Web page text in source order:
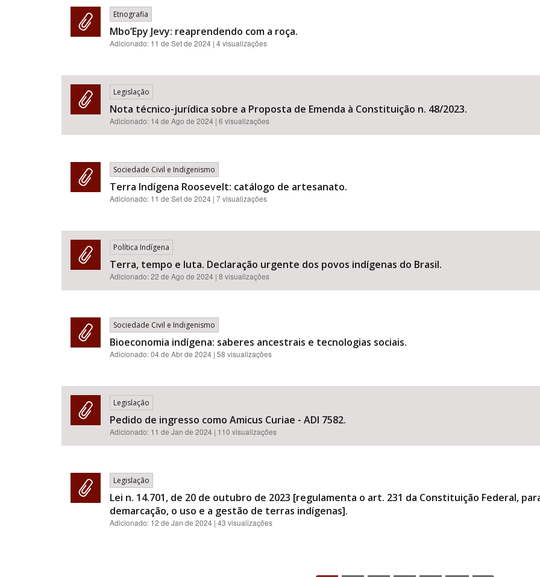
Etnografia
Mbo’Epy Jevy: reaprendendo com a roça.
Adicionado: 11 de Set de 2024 | 4 visualizações
Legislação
Nota técnico-jurídica sobre a Proposta de Emenda à Constituição n. 48/2023.
Adicionado: 14 de Ago de 2024 | 6 visualizações
Sociedade Civil e Indigenismo
Terra Indígena Roosevelt: catálogo de artesanato.
Adicionado: 11 de Set de 2024 | 7 visualizações
Política Indígena
Terra, tempo e luta. Declaração urgente dos povos indígenas do Brasil.
Adicionado:22 de Ago de 2024 | 8 visualizações
Sociedade Civil e Indigenismo
Bioeconomia indígena: saberes ancestrais e tecnologias sociais.
Adicionado:04 de Abr de 2024 | 58 visualizações
Legislação
Pedido de ingresso como Amicus Curiae - ADI 7582.
Adicionado: 11 de Jan de 2024 | 110 visualizações
Legislação
Lei n. 14.701, de 20 de outubro de 2023 [regulamenta o art. 231 da Constituição Federal,
demarcação, o uso e a gestão de terras indígenas].
Adicionado: 12 de Jan de 2024 | 43 visualizações